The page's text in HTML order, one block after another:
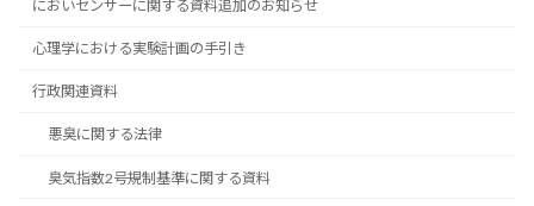
においセンサーに関する資料追加のお知らせ
心理学における実験計画の手引き
行政関連資料
悪臭に関する法律
臭気指数2号規制基準に関する資料